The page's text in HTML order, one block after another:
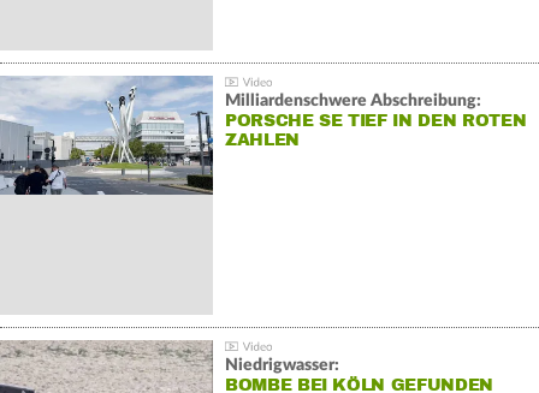
Milliardenschwere Abschreibung:
PORSCHE SE TIEF IN DEN ROTEN
ZAHLEN
Niedrigwasser:
BOMBE BEI KÖLN GEFUNDEN